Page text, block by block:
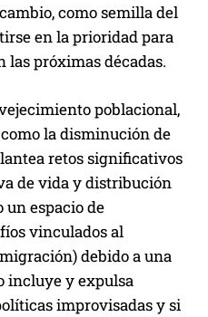
como semilla del
en la prioridad para
las próximas décadas.
poblacional,
la disminución de
retos significativos
de vida y distribución
un espacio de
vinculados al
debido a una
incluye y expulsa
improvisadas y si